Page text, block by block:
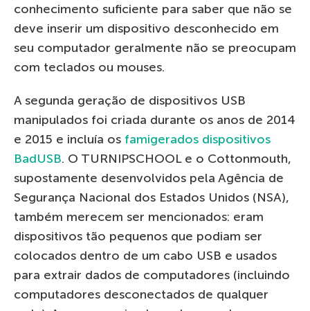
conhecimento suficiente para saber que não se
deve inserir um dispositivo desconhecido em
seu computador geralmente não se preocupam
com teclados ou mouses.
A segunda geração de dispositivos USB
manipulados foi criada durante os anos de 2014
e 2015 e incluía os famigerados dispositivos
BadUSB. O TURNIPSCHOOL e o Cottonmouth,
supostamente desenvolvidos pela Agência de
Segurança Nacional dos Estados Unidos (NSA),
também merecem ser mencionados: eram
dispositivos tão pequenos que podiam ser
colocados dentro de um cabo USB e usados
para extrair dados de computadores (incluindo
computadores desconectados de qualquer